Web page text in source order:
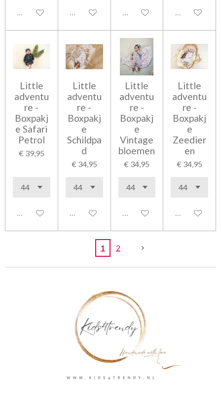
Uitgeschakeld Uitgeschakeld Uitgeschakeld
Little
adventu
re -
Boxpakj
e Safari
Petrol
€ 39,95
Uitgeschakeld
Little
adventu
re -
Boxpakj
e
Schildpa
d
€ 34,95
Uitgeschakeld
Little
adventu
re -
Boxpakj
e
Vintage
bloemen
€ 34,95
Uitgeschakeld
Little
adventu
re -
Boxpakj
e
Zeedier
en
€ 34,95
1 2